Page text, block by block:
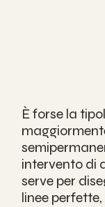
È forse la
intervento di
serve per
linee